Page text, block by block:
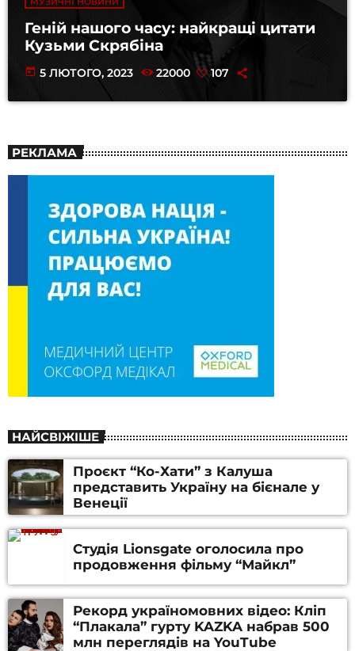
Геній нашого часу: найкращі цитати
Кузьми Скрябіна
today 5 ЛЮТОГО, 2023 22000 107
РЕКЛАМА
НАЙСВІЖІШЕ
Проєкт “Ко-Хати” з Калуша
представить Україну на бієнале у
Венеції
Студія Lionsgate оголосила про
продовження фільму “Майкл”
Рекорд україномовних відео: Кліп
“Плакала” гурту KAZKA набрав 500
млн переглядів на YouTube